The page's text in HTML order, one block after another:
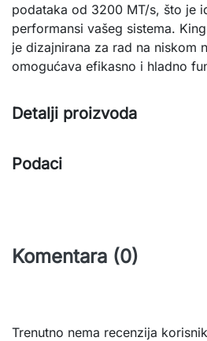
podataka od 3200 MT/s, što je
performansi vašeg sistema.
je dizajnirana za rad na niskom
omogućava efikasno i hladno
Detalji proizvoda
Podaci
Komentara (0)
Trenutno nema recenzija